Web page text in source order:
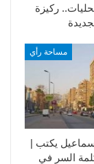
ركيزة
مساحة رأي
يكتب |
السر في